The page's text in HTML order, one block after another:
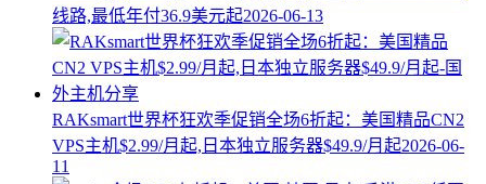
线路,最低年付36.9美元起2026-06-13
RAKsmart世界杯狂欢季促销全场6折起：美国精品CN2
VPS主机$2.99/月起,日本独立服务器$49.9/月起2026-06-
11